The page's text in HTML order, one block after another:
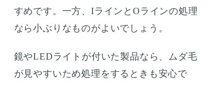
すめです。一方、IラインとOラインの処理
なら小ぶりなものがよいでしょう。
鏡やLEDライトが付いた製品なら、ムダ毛
が見やすいため処理をするときも安心で